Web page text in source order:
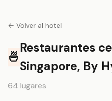
← Volver al hotel
🍜
Restaurantes
Singapore, By
64 lugares